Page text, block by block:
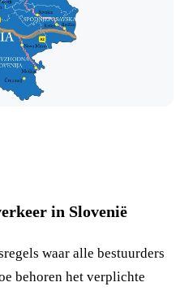
in Slovenië
waar alle bestuurders
behoren het verplichte